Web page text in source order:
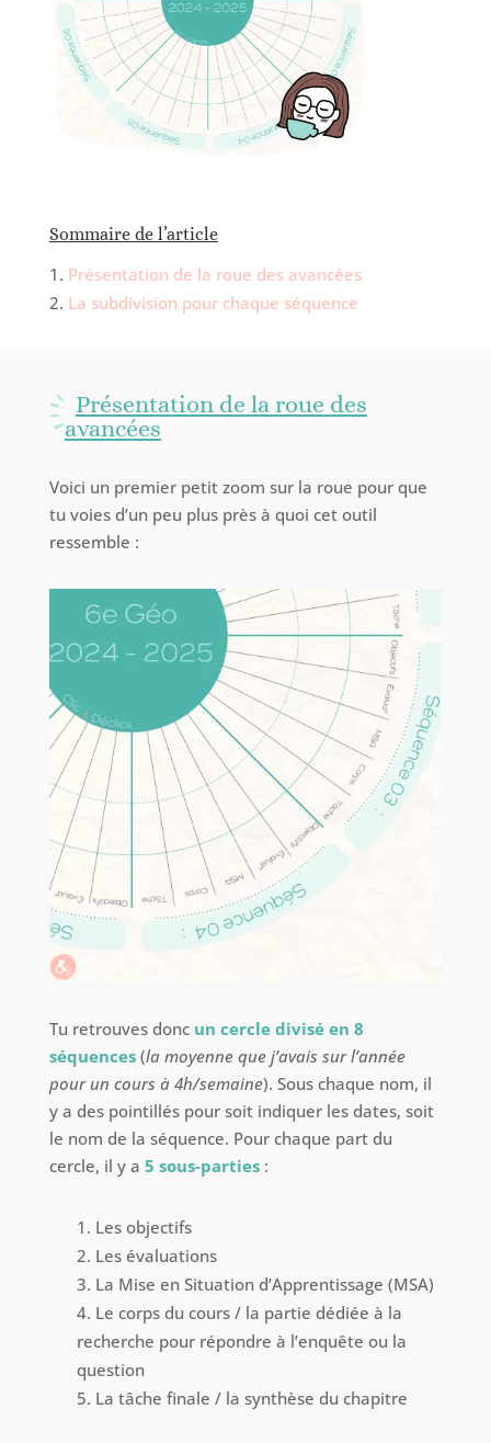
Sommaire de l’article
Présentation de la roue des avancées
La subdivision pour chaque séquence
Présentation de la roue des
avancées
Voici un premier petit zoom sur la roue pour que
tu voies d’un peu plus près à quoi cet outil
ressemble :
Tu retrouves donc un cercle divisé en 8
séquences(la moyenne que j’avais sur l’année
pour un cours à 4h/semaine). Sous chaque nom, il
y a des pointillés pour soit indiquer les dates, soit
le nom de la séquence. Pour chaque part du
cercle, il y a 5 sous-parties:
Les objectifs
Les évaluations
La Mise en Situation d’Apprentissage (MSA)
Le corps du cours / la partie dédiée à la
recherche pour répondre à l’enquête ou la
question
La tâche finale / la synthèse du chapitre